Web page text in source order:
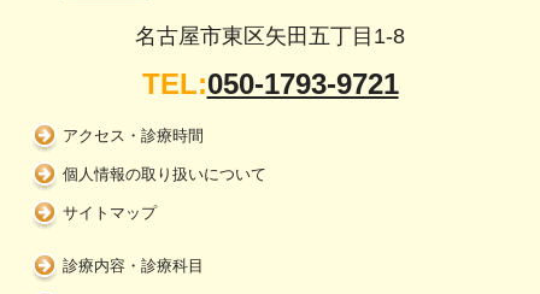
名古屋市東区矢田五丁目1-8
TEL:050-1793-9721
アクセス・診療時間
個人情報の取り扱いについて
サイトマップ
診療内容・診療科目